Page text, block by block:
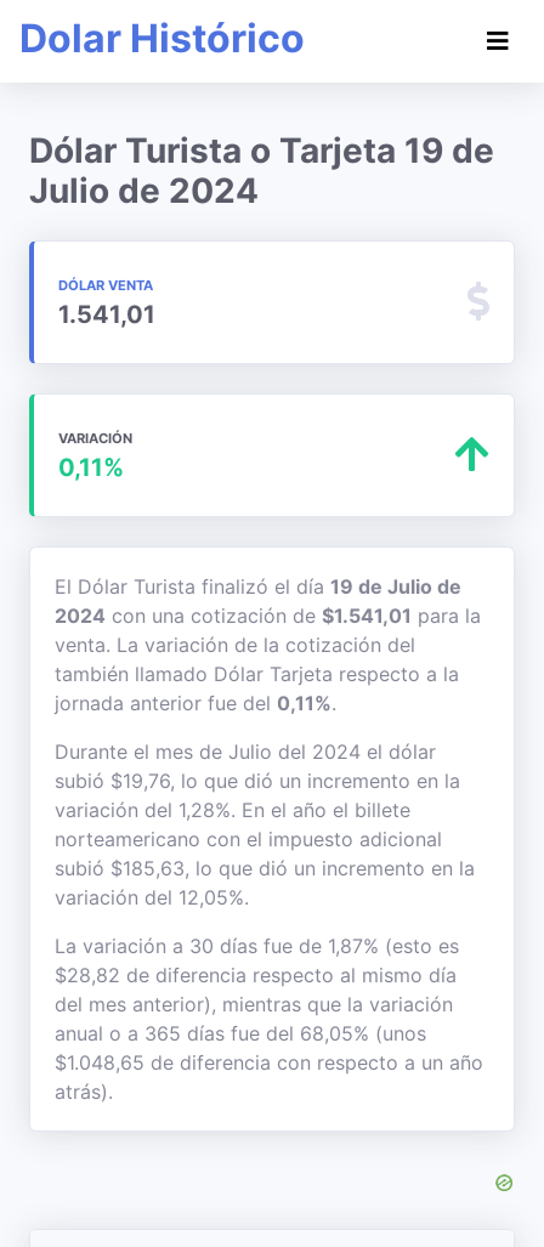
Dolar Histórico
Dólar Turista o Tarjeta 19 de
Julio de 2024
DÓLAR VENTA
1.541,01
VARIACIÓN
0,11%
El Dólar Turista finalizó el día 19 de Julio de
2024 con una cotización de $1.541,01 para la
venta. La variación de la cotización del
también llamado Dólar Tarjeta respecto a la
jornada anterior fue del 0,11%.
Durante el mes de Julio del 2024 el dólar
subió $19,76, lo que dió un incremento en la
variación del 1,28%. En el año el billete
norteamericano con el impuesto adicional
subió $185,63, lo que dió un incremento en la
variación del 12,05%.
La variación a 30 días fue de 1,87% (esto es
$28,82 de diferencia respecto al mismo día
del mes anterior), mientras que la variación
anual o a 365 días fue del 68,05% (unos
$1.048,65 de diferencia con respecto a un año
atrás).